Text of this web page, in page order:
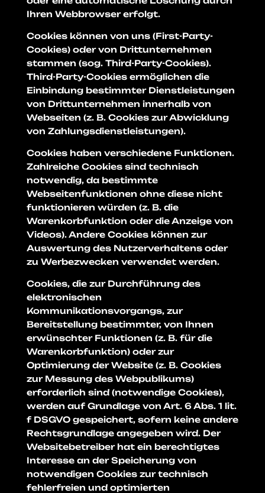
Ihren Webbrowser erfolgt.
Cookies können von uns (First-Party-
Cookies) oder von Drittunternehmen
stammen (sog. Third-Party-Cookies).
Third-Party-Cookies ermöglichen die
Einbindung bestimmter Dienstleistungen
von Drittunternehmen innerhalb von
Webseiten (z. B. Cookies zur Abwicklung
von Zahlungsdienstleistungen).
Cookies haben verschiedene Funktionen.
Zahlreiche Cookies sind technisch
notwendig, da bestimmte
Webseitenfunktionen ohne diese nicht
funktionieren würden (z. B. die
Warenkorbfunktion oder die Anzeige von
Videos). Andere Cookies können zur
Auswertung des Nutzerverhaltens oder
zu Werbezwecken verwendet werden.
Cookies, die zur Durchführung des
elektronischen
Kommunikationsvorgangs, zur
Bereitstellung bestimmter, von Ihnen
erwünschter Funktionen (z. B. für die
Warenkorbfunktion) oder zur
Optimierung der Website (z. B. Cookies
zur Messung des Webpublikums)
erforderlich sind (notwendige Cookies),
werden auf Grundlage von Art. 6 Abs. 1 lit.
f DSGVO gespeichert, sofern keine andere
Rechtsgrundlage angegeben wird. Der
Websitebetreiber hat ein berechtigtes
Interesse an der Speicherung von
notwendigen Cookies zur technisch
fehlerfreien und optimierten